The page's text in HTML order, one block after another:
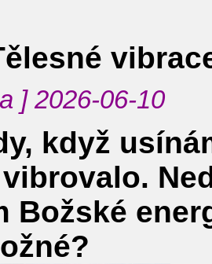
] 2026-06-10
když
Božské